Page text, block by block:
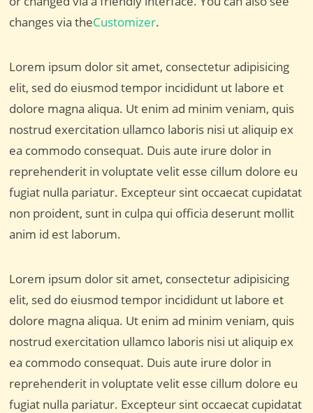
changes via theCustomizer.
Lorem ipsum dolor sit amet, consectetur adipisicing
elit, sed do eiusmod tempor incididunt ut labore et
dolore magna aliqua. Ut enim ad minim veniam, quis
nostrud exercitation ullamco laboris nisi ut aliquip ex
ea commodo consequat. Duis aute irure dolor in
reprehenderit in voluptate velit esse cillum dolore eu
fugiat nulla pariatur. Excepteur sint occaecat cupidatat
non proident, sunt in culpa qui officia deserunt mollit
anim id est laborum.
Lorem ipsum dolor sit amet, consectetur adipisicing
elit, sed do eiusmod tempor incididunt ut labore et
dolore magna aliqua. Ut enim ad minim veniam, quis
nostrud exercitation ullamco laboris nisi ut aliquip ex
ea commodo consequat. Duis aute irure dolor in
reprehenderit in voluptate velit esse cillum dolore eu
fugiat nulla pariatur. Excepteur sint occaecat cupidatat